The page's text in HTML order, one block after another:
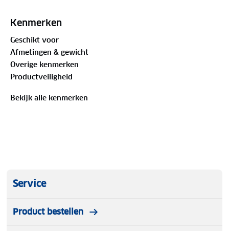
bent op de weg.
Kenmerken
Geschikt voor
Afmetingen & gewicht
Overige kenmerken
Productveiligheid
Bekijk alle kenmerken
Service
Product bestellen